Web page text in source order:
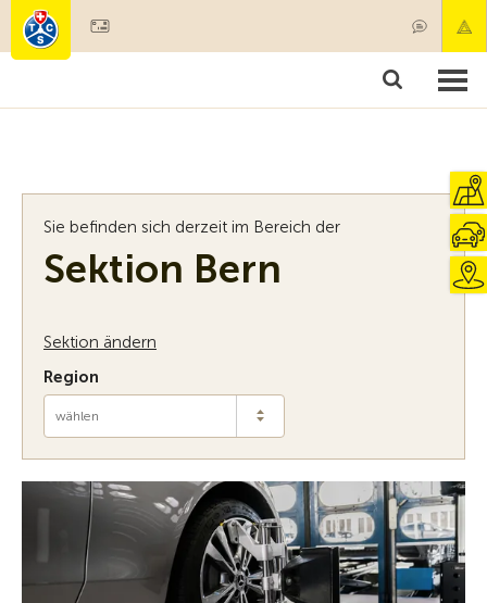
Mitgliedschaft & Leistungen
Sie befinden sich derzeit im Bereich der
Sektion Bern
Sektion ändern
Region
wählen